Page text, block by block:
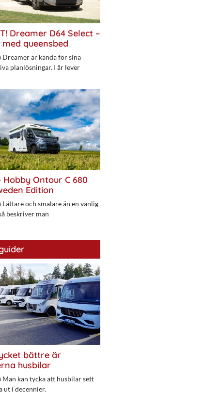
Dreamer D64 Select –
med queensbed
är kända för sina
planlösningar. I år lever
Hobby Ontour C 680
Edition
och smalare än en vanlig
beskriver man
bättre är
husbilar
kan tycka att husbilar sett
ut i decennier.